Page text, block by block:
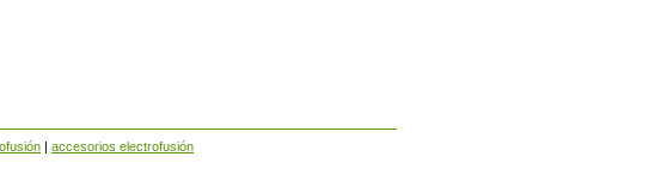
| accesorios electrofusión